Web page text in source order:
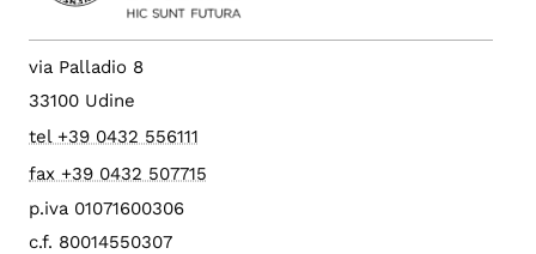
via Palladio 8
33100 Udine
tel +39 0432 556111
fax +39 0432 507715
p.iva 01071600306
c.f. 80014550307